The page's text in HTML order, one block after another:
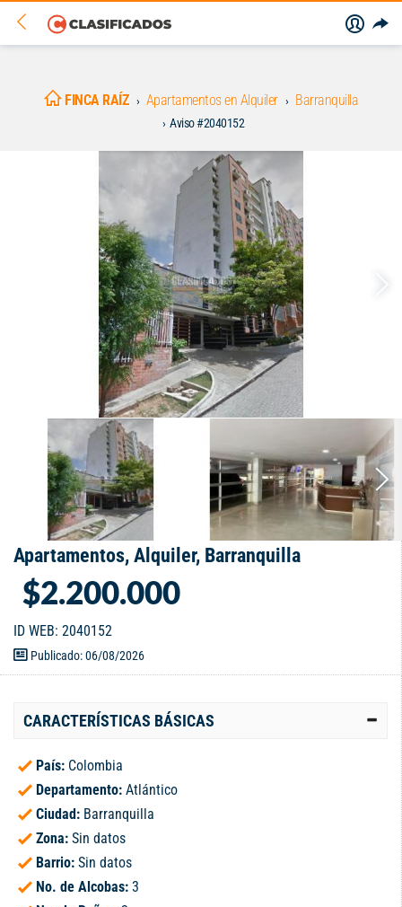
FINCA RAÍZ Apartamentos en Alquiler Barranquilla
Aviso #2040152
Apartamentos, Alquiler, Barranquilla
$2.200.000
ID WEB: 2040152
Publicado: 06/08/2026
CARACTERÍSTICAS BÁSICAS
País: Colombia
Departamento: Atlántico
Ciudad: Barranquilla
Zona: Sin datos
Barrio: Sin datos
No. de Alcobas: 3